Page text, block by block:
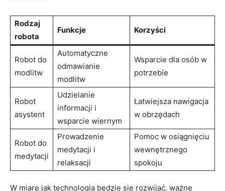
Rodzaj
robota
Funkcje Korzyści
Robot do
modlitw
Automatyczne
odmawianie
modlitw
Wsparcie dla osób w
potrzebie
Robot
asystent
Udzielanie
informacji i
wsparcie wiernym
Łatwiejsza nawigacja
w obrzędach
Robot do
medytacji
Prowadzenie
medytacji i
relaksacji
Pomoc w osiągnięciu
wewnętrznego
spokoju
W miarę jak technologia będzie się rozwijać, ważne